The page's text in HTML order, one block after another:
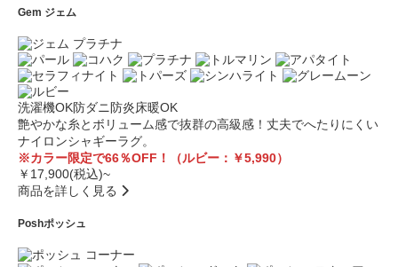
Gem ジェム
洗濯機OK防ダニ防炎床暖OK
艶やかな糸とボリューム感で抜群の高級感！丈夫でへたりにくい
ナイロンシャギーラグ。
※カラー限定で66％OFF！（ルビー：￥5,990）
￥17,900(税込)~
商品を詳しく見る
Poshポッシュ